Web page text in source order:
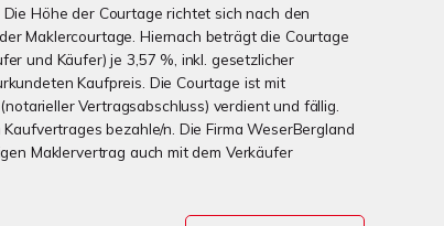
Höhe der Courtage richtet sich nach den
Maklercourtage. Hiernach beträgt die Courtage
und Käufer) je 3,57 %, inkl. gesetzlicher
Kaufpreis. Die Courtage ist mit
Vertragsabschluss) verdient und fällig.
bezahle/n. Die Firma WeserBergland
Maklervertrag auch mit dem Verkäufer